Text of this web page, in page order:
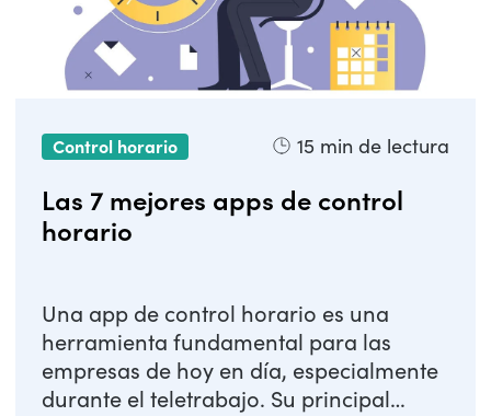
Control horario 15 min de lectura
Las 7 mejores apps de control
horario
Una app de control horario es una
herramienta fundamental para las
empresas de hoy en día, especialmente
durante el teletrabajo. Su principal